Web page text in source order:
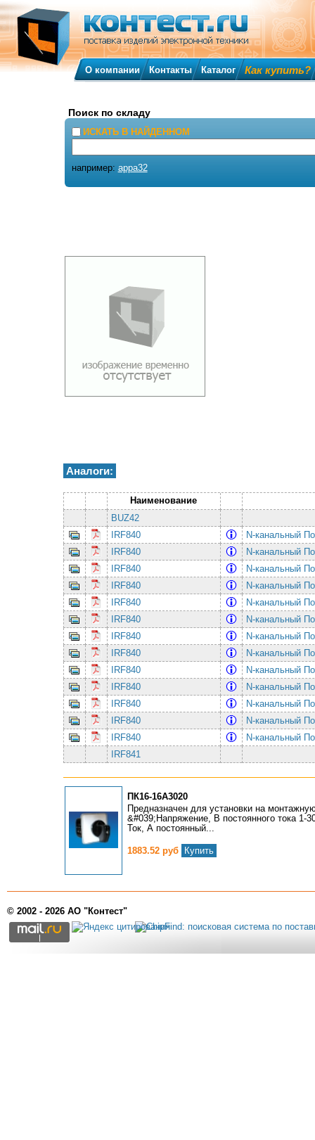
Аналоги:
Наименование
BUZ42
IRF840
N-канальный
IRF840
N-канальный
IRF840
N-канальный
IRF840
N-канальный
IRF840
N-канальный
IRF840
N-канальный
IRF840
N-канальный
IRF840
N-канальный
IRF840
N-канальный
IRF840
N-канальный
IRF840
N-канальный
IRF840
N-канальный
IRF840
N-канальный
IRF841
ПК16-16А3020
Предназначен для установки на
&#039;Напряжение, В постоянного тока 1-
Ток, А постоянный...
1883.52 руб Купить
О компании Контакты Каталог Как купить?
Поиск по складу
ИСКАТЬ В НАЙДЕННОМ
например: appa32
© 2002 - 2026 АО "Контест"